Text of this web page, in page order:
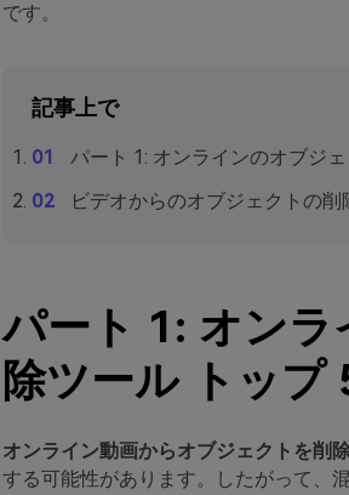
です。
記事上で
パート 1: オンラインのオブジ
ビデオからのオブジェクトの削
パート 1: オンラ
除ツール トップ
オンライン動画からオブジェクトを削
する可能性があります。したがって、